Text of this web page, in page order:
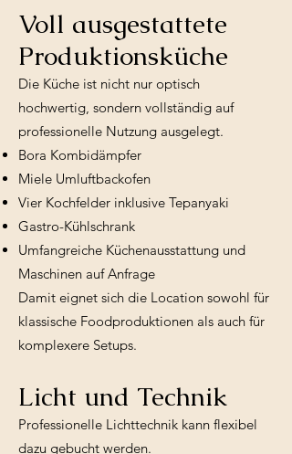
Voll ausgestattete
Produktionsküche
Die Küche ist nicht nur optisch
hochwertig, sondern vollständig auf
professionelle Nutzung ausgelegt.
Bora Kombidämpfer
Miele Umluftbackofen
Vier Kochfelder inklusive Tepanyaki
Gastro-Kühlschrank
Umfangreiche Küchenausstattung und
Maschinen auf Anfrage
Damit eignet sich die Location sowohl für
klassische Foodproduktionen als auch für
komplexere Setups.
Licht und Technik
Professionelle Lichttechnik kann flexibel
dazu gebucht werden.